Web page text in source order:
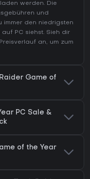
werden. Die
und
immer den niedrigsten
auf PC siehst. Sieh dir
an, um zum
Game of
PC Sale &
of the Year